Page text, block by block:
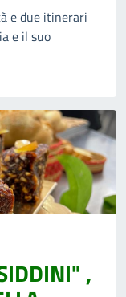
e due itinerari
e il suo
,